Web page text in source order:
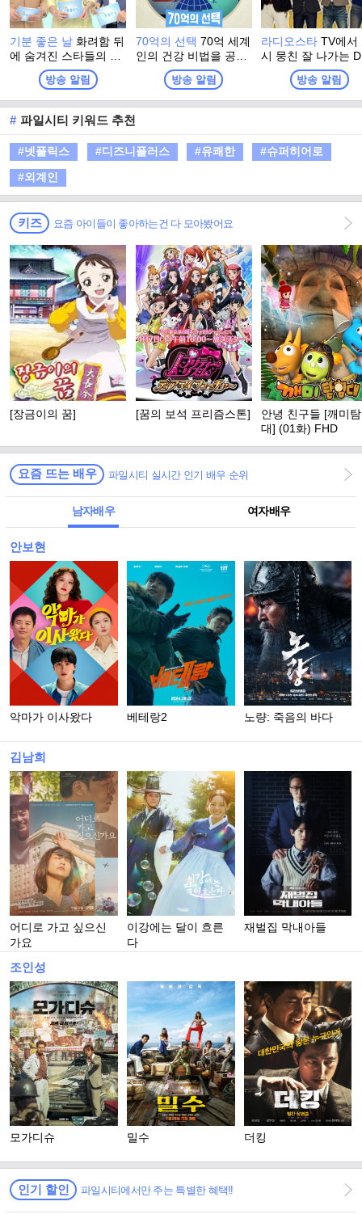
기분 좋은 날화려함 뒤
에 숨겨진 스타들의 진
솔한 이야기와 이색 명
소에서 펼쳐지는 스타
들의 특별한 체험. 그리
고 유쾌한 강의, 기분
좋은 정보! 웃음과 눈물
이 함께하는 명강의와
생활에 유익한 다양한
정보가 함께 하는 프로
그램
방송 알림
70억의 선택 70억 세계
인의 건강 비법을 공유
하는 시간 세계인이 보
내는 건강 시그널!
방송 알림
라디오스타TV에서
시 뭉친 잘 나가는
들. 라디오에는 '보
라디오'가, TV에는 '
리는 TV' <라디오스
방송 알림
# 파일시티 키워드 추천
#넷플릭스 #디즈니플러스 #유쾌한
#슈퍼히어로
#외계인
키즈 요즘 아이들이 좋아하는건 다 모아봤어요
[장금이의 꿈] [꿈의 보석 프리즘스톤]
안녕 친구들 [깨미
대] (01화) FHD
요즘 뜨는 배우 파일시티 실시간 인기 배우 순위
남자배우 여자배우
안보현
악마가 이사왔다 베테랑2 노량: 죽음의 바다
김남희
어디로 가고 싶으신
가요
이강에는 달이 흐른
다
재벌집 막내아들
조인성
모가디슈 밀수 더킹
인기 할인 파일시티에서만 주는 특별한 혜택!!